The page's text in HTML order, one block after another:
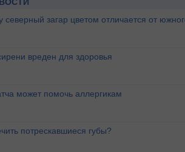
северный загар цветом отличается от
вреден для здоровья
может помочь аллергикам
потрескавшиеся губы?